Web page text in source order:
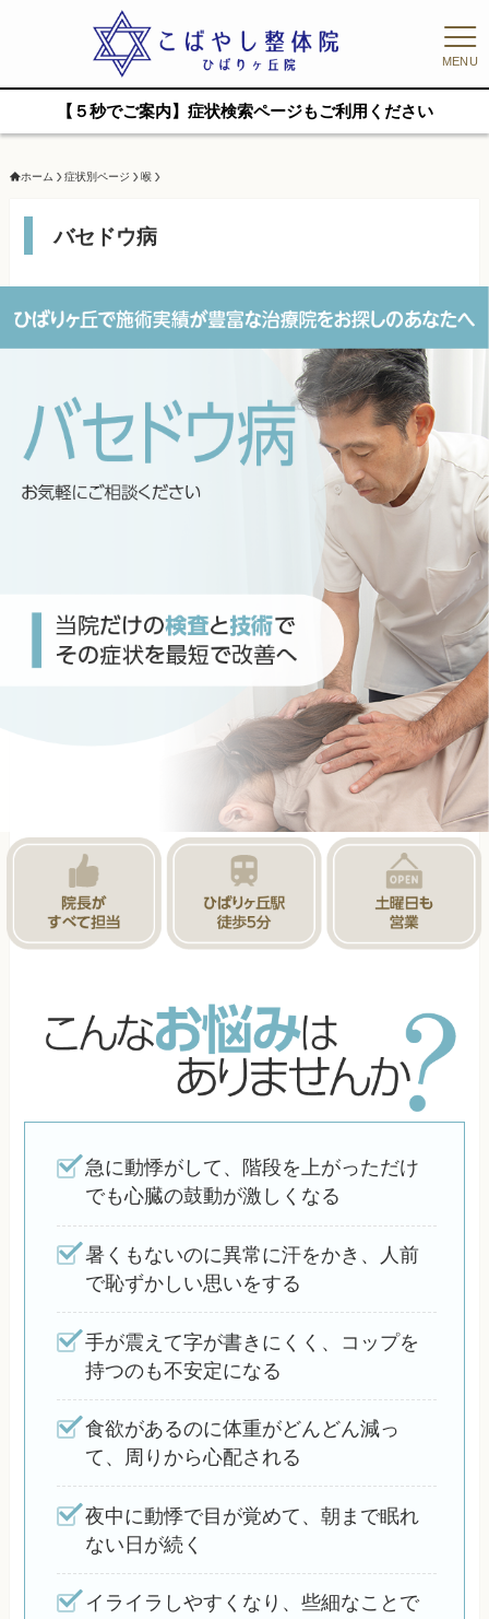
MENU
【５秒でご案内】症状検索ページもご利用ください
ホーム 症状別ページ 喉
バセドウ病
急に動悸がして、階段を上がっただけ
でも心臓の鼓動が激しくなる
暑くもないのに異常に汗をかき、人前
で恥ずかしい思いをする
手が震えて字が書きにくく、コップを
持つのも不安定になる
食欲があるのに体重がどんどん減っ
て、周りから心配される
夜中に動悸で目が覚めて、朝まで眠れ
ない日が続く
イライラしやすくなり、些細なことで